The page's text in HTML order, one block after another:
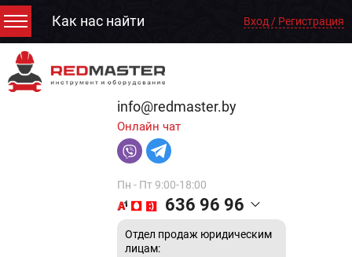
Как нас найти Вход / Регистрация
info@redmaster.by
Онлайн чат
Пн - Пт 9:00-18:00
636 96 96
Отдел продаж юридическим
лицам: